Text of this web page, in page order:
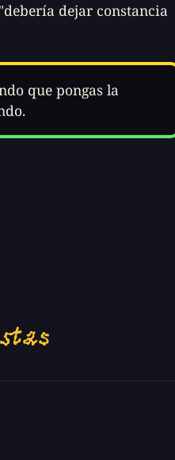
dejar constancia
que pongas la